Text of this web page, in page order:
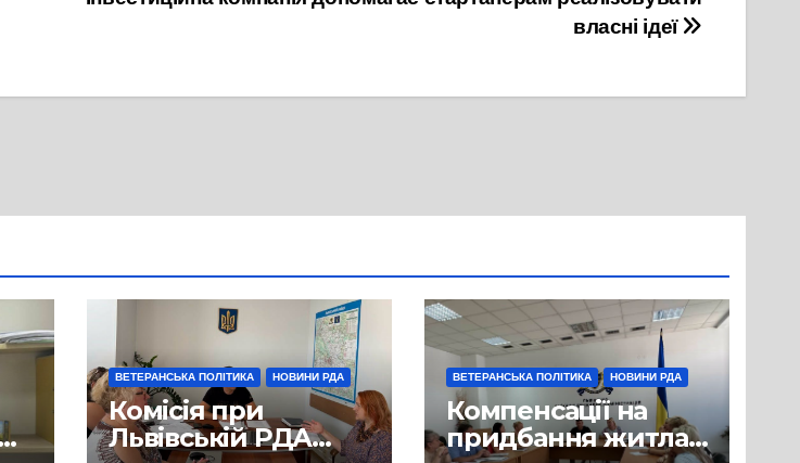
власні ідеї
ВЕТЕРАНСЬКА ПОЛІТИКА НОВИНИ РДА
Комісія при
Львівській РДА
ВЕТЕРАНСЬКА ПОЛІТИКА НОВИНИ РДА
Компенсації на
придбання житла